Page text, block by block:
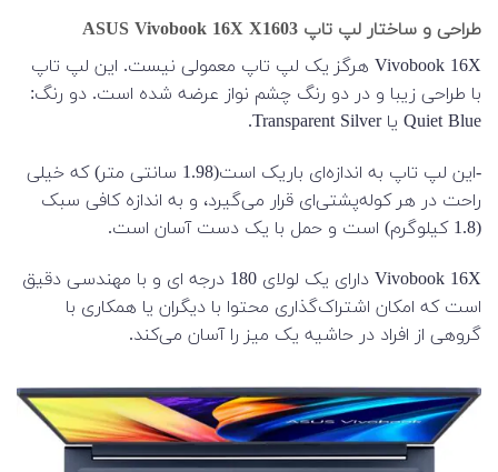
طراحی و ساختار لپ تاپ ASUS Vivobook 16X X1603
Vivobook 16X هرگز یک لپ تاپ معمولی نیست. این لپ تاپ
با طراحی زیبا و در دو رنگ چشم نواز عرضه شده است. دو رنگ‌:
Quiet Blue یا Transparent Silver.
-این لپ تاپ به اندازه‌ای باریک است(1.98 سانتی متر) که خیلی
راحت در هر کوله‌پشتی‌ای قرار می‌گیرد، و به اندازه کافی سبک
(1.8 کیلوگرم) است و حمل با یک دست آسان است.
Vivobook 16X دارای یک لولای 180 درجه ای و با مهندسی دقیق
است که امکان اشتراک‌گذاری محتوا با دیگران یا همکاری با
گروهی از افراد در حاشیه یک میز را آسان می‌کند.